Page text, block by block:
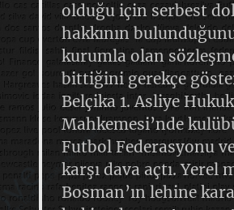
olduğu için serbest
hakkının bulunduğunu
kurumla olan
bittiğini gerekçe
Belçika 1. Asliye Hukuk
Mahkemesi’nde
Futbol Federasyonu
karşı dava açtı. Yerel
Bosman’ın lehine